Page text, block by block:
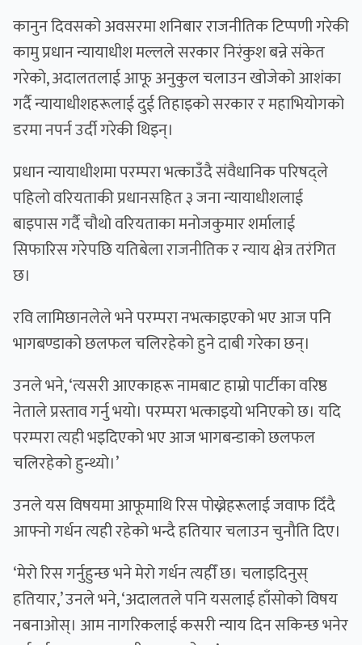
कानुन दिवसको अवसरमा शनिबार राजनीतिक टिप्पणी गरेकी
कामु प्रधान न्यायाधीश मल्लले सरकार निरंकुश बन्ने संकेत
गरेको, अदालतलाई आफू अनुकुल चलाउन खोजेको आशंका
गर्दै न्यायाधीशहरूलाई दुई तिहाइको सरकार र महाभियोगको
डरमा नपर्न उर्दी गरेकी थिइन्।
प्रधान न्यायाधीशमा परम्परा भत्काउँदै संवैधानिक परिषद्‍ले
पहिलो वरियताकी प्रधानसहित ३ जना न्यायाधीशलाई
बाइपास गर्दै चौथो वरियताका मनोजकुमार शर्मालाई
सिफारिस गरेपछि यतिबेला राजनीतिक र न्याय क्षेत्र तरंगित
छ।
रवि लामिछानलेले भने परम्परा नभत्काइएको भए आज पनि
भागबण्डाको छलफल चलिरहेको हुने दाबी गरेका छन्।
उनले भने, ‘त्यसरी आएकाहरू नामबाट हाम्रो पार्टीका वरिष्ठ
नेताले प्रस्ताव गर्नु भयो। परम्परा भत्काइयो भनिएको छ। यदि
परम्परा त्यही भइदिएको भए आज भागबन्डाको छलफल
चलिरहेको हुन्थ्यो।’
उनले यस विषयमा आफूमाथि रिस पोख्नेहरूलाई जवाफ दिँदै
आफ्नो गर्धन त्यही रहेको भन्दै हतियार चलाउन चुनौति दिए।
‘मेरो रिस गर्नुहुन्छ भने मेरो गर्धन त्यहीँ छ। चलाइदिनुस्
हतियार,’ उनले भने, ‘अदालतले पनि यसलाई हाँसोको विषय
नबनाओस्। आम नागरिकलाई कसरी न्याय दिन सकिन्छ भनेर